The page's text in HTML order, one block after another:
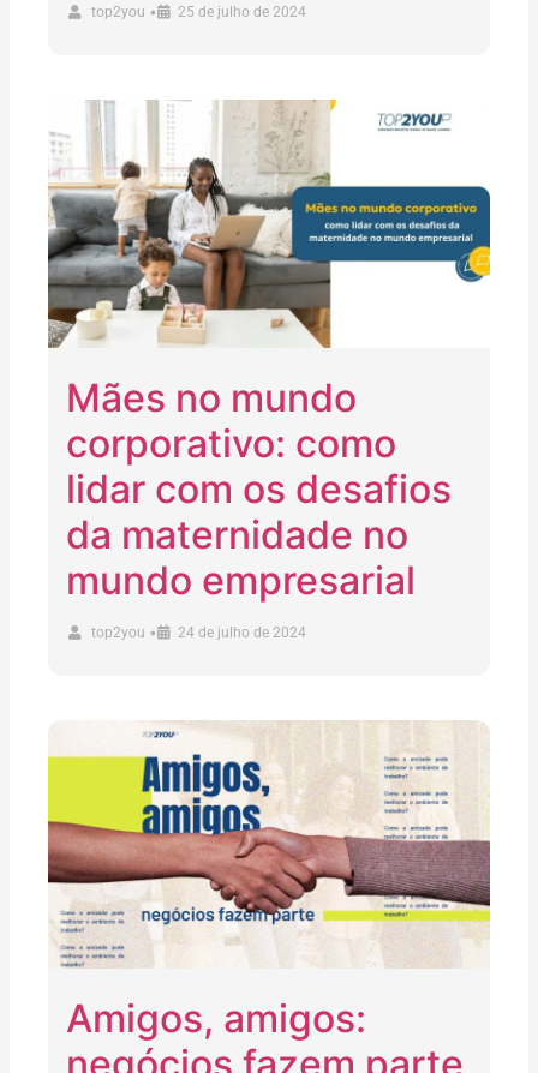
top2you • 25 de julho de 2024
Mães no mundo
corporativo: como
lidar com os desafios
da maternidade no
mundo empresarial
top2you • 24 de julho de 2024
Amigos, amigos: